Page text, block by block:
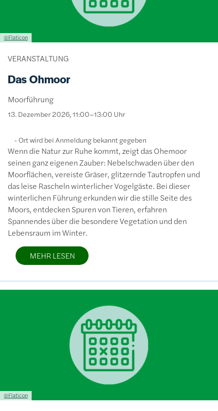
Lizenzinformationen einschließlich Urheberrecht
©Flaticon
VERANSTALTUNG
Das Ohmoor
Moorführung
13. Dezember 2026, 11:00–13:00 Uhr
Ort wird bei Anmeldung bekannt gegeben
Wenn die Natur zur Ruhe kommt, zeigt das Ohemoor
seinen ganz eigenen Zauber: Nebelschwaden über den
Moorflächen, vereiste Gräser, glitzernde Tautropfen und
das leise Rascheln winterlicher Vogelgäste. Bei dieser
winterlichen Führung erkunden wir die stille Seite des
Moors, entdecken Spuren von Tieren, erfahren
Spannendes über die besondere Vegetation und den
Lebensraum im Winter.
MEHR LESEN
Lizenzinformationen einschließlich Urheberrecht
©Flaticon